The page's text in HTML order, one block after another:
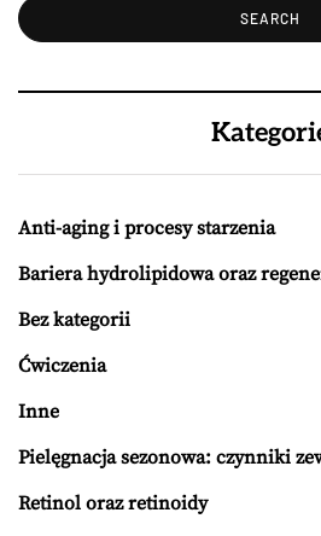
Anti-aging i procesy starzenia
Bariera hydrolipidowa oraz
Bez kategorii
Ćwiczenia
Inne
Pielęgnacja sezonowa: czynniki
Retinol oraz retinoidy